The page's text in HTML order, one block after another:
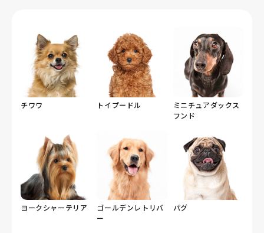
チワワ トイプードル
ミニチュアダックス
フンド
ヨークシャーテリア
ゴールデンレトリバ
ー
パグ